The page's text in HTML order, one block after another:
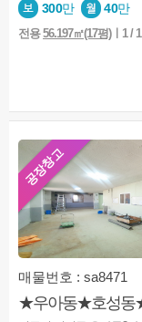
300만 40만
전용56.197㎡(17평)ㅣ1 / 1
공장창고
매물번호 : sa8471